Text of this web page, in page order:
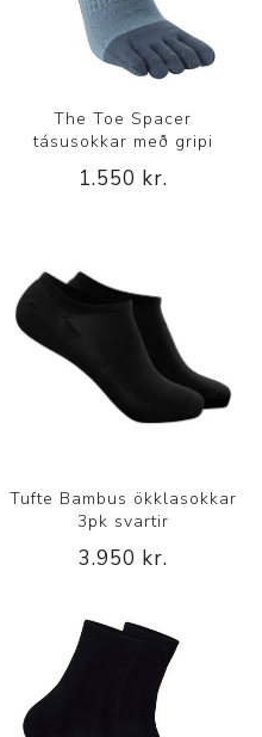
The Toe Spacer
tásusokkar með gripi
1.550 kr.
Tufte Bambus ökklasokkar
3pk svartir
3.950 kr.